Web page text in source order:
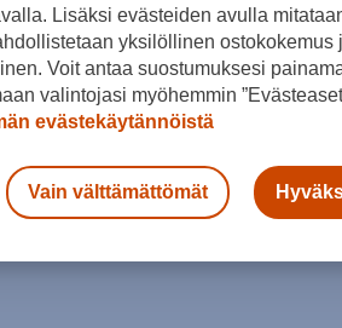
36 37 38
45 46
Kokotaulukko
Lisäksi evästeiden avulla
yksilöllinen ostokokemus
Voit antaa suostumuksesi
valintojasi myöhemmin
evästekäytännöistä
Vain välttämättömät